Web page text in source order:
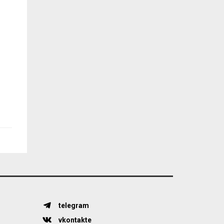
telegram
vkontakte